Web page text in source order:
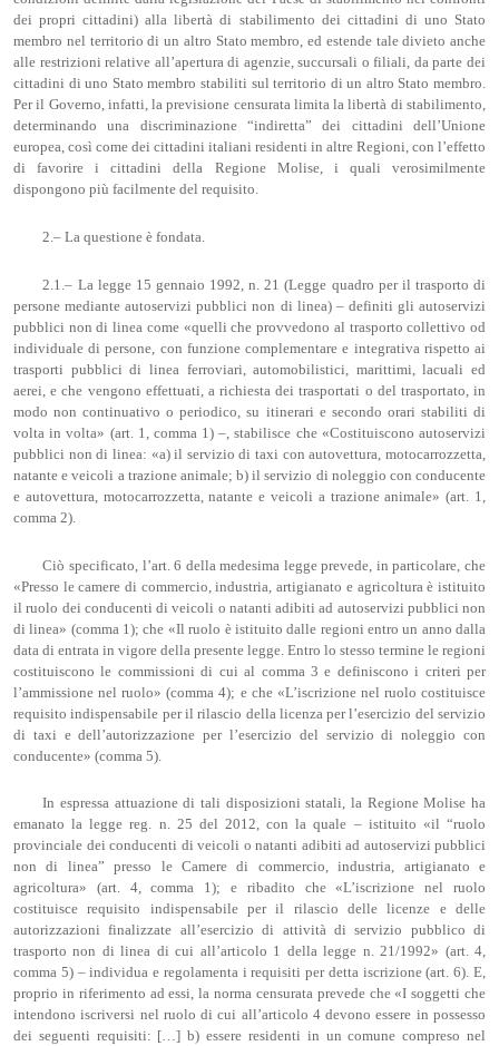
dei propri cittadini) alla libertà di stabilimento dei cittadini di uno Stato
membro nel territorio di un altro Stato membro, ed estende tale divieto anche
alle restrizioni relative all’apertura di agenzie, succursali o filiali, da parte dei
cittadini di uno Stato membro stabiliti sul territorio di un altro Stato membro.
Per il Governo, infatti, la previsione censurata limita la libertà di stabilimento,
determinando una discriminazione “indiretta” dei cittadini dell’Unione
europea, così come dei cittadini italiani residenti in altre Regioni, con l’effetto
di favorire i cittadini della Regione Molise, i quali verosimilmente
dispongono più facilmente del requisito.
2.– La questione è fondata.
2.1.– La legge 15 gennaio 1992, n. 21 (Legge quadro per il trasporto di
persone mediante autoservizi pubblici non di linea) – definiti gli autoservizi
pubblici non di linea come «quelli che provvedono al trasporto collettivo od
individuale di persone, con funzione complementare e integrativa rispetto ai
trasporti pubblici di linea ferroviari, automobilistici, marittimi, lacuali ed
aerei, e che vengono effettuati, a richiesta dei trasportati o del trasportato, in
modo non continuativo o periodico, su itinerari e secondo orari stabiliti di
volta in volta» (art. 1, comma 1) –, stabilisce che «Costituiscono autoservizi
pubblici non di linea: «a) il servizio di taxi con autovettura, motocarrozzetta,
natante e veicoli a trazione animale; b) il servizio di noleggio con conducente
e autovettura, motocarrozzetta, natante e veicoli a trazione animale» (art. 1,
comma 2).
Ciò specificato, l’art. 6 della medesima legge prevede, in particolare, che
«Presso le camere di commercio, industria, artigianato e agricoltura è istituito
il ruolo dei conducenti di veicoli o natanti adibiti ad autoservizi pubblici non
di linea» (comma 1); che «Il ruolo è istituito dalle regioni entro un anno dalla
data di entrata in vigore della presente legge. Entro lo stesso termine le regioni
costituiscono le commissioni di cui al comma 3 e definiscono i criteri per
l’ammissione nel ruolo» (comma 4); e che «L’iscrizione nel ruolo costituisce
requisito indispensabile per il rilascio della licenza per l’esercizio del servizio
di taxi e dell’autorizzazione per l’esercizio del servizio di noleggio con
conducente» (comma 5).
In espressa attuazione di tali disposizioni statali, la Regione Molise ha
emanato la legge reg. n. 25 del 2012, con la quale – istituito «il “ruolo
provinciale dei conducenti di veicoli o natanti adibiti ad autoservizi pubblici
non di linea” presso le Camere di commercio, industria, artigianato e
agricoltura» (art. 4, comma 1); e ribadito che «L’iscrizione nel ruolo
costituisce requisito indispensabile per il rilascio delle licenze e delle
autorizzazioni finalizzate all’esercizio di attività di servizio pubblico di
trasporto non di linea di cui all’articolo 1 della legge n. 21/1992» (art. 4,
comma 5) – individua e regolamenta i requisiti per detta iscrizione (art. 6). E,
proprio in riferimento ad essi, la norma censurata prevede che «I soggetti che
intendono iscriversi nel ruolo di cui all’articolo 4 devono essere in possesso
dei seguenti requisiti: […] b) essere residenti in un comune compreso nel